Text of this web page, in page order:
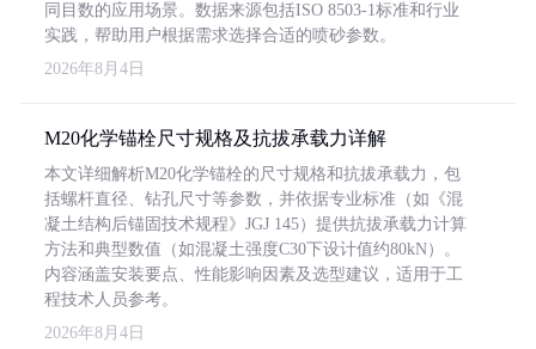
同目数的应用场景。数据来源包括ISO 8503-1标准和行业
实践，帮助用户根据需求选择合适的喷砂参数。
2026年8月4日
M20化学锚栓尺寸规格及抗拔承载力详解
本文详细解析M20化学锚栓的尺寸规格和抗拔承载力，包
括螺杆直径、钻孔尺寸等参数，并依据专业标准（如《混
凝土结构后锚固技术规程》JGJ 145）提供抗拔承载力计算
方法和典型数值（如混凝土强度C30下设计值约80kN）。
内容涵盖安装要点、性能影响因素及选型建议，适用于工
程技术人员参考。
2026年8月4日